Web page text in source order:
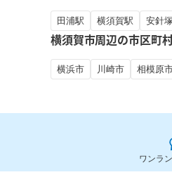
田浦駅 横須賀駅 安針
横須賀市周辺の市区町
横浜市 川崎市 相模原
ワンラ